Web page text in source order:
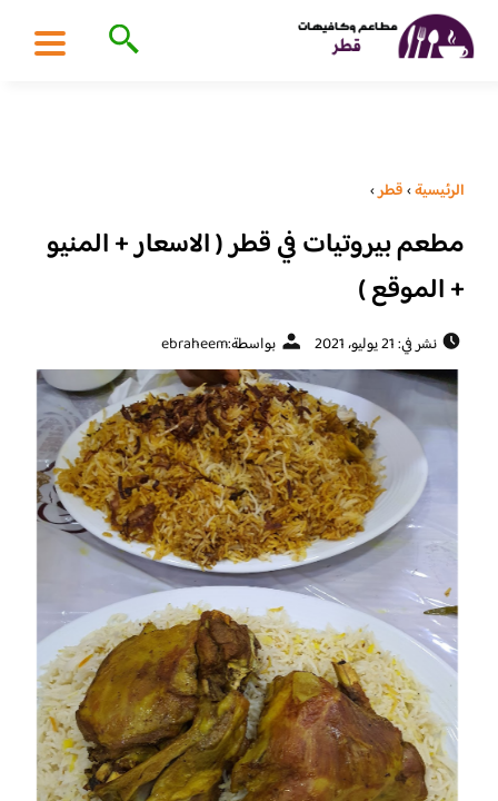
الرئيسية›قطر›
مطعم بيروتيات في قطر ( الاسعار + المنيو
+ الموقع )
نشر في: 21 يوليو، 2021 بواسطة:ebraheem